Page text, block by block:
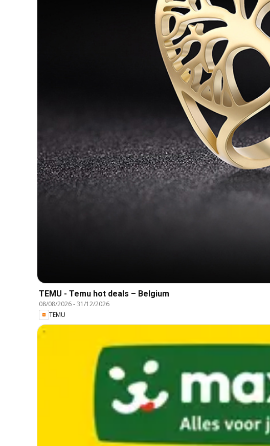
TEMU - Temu hot deals – Belgium
08/08/2026-31/12/2026
TEMU